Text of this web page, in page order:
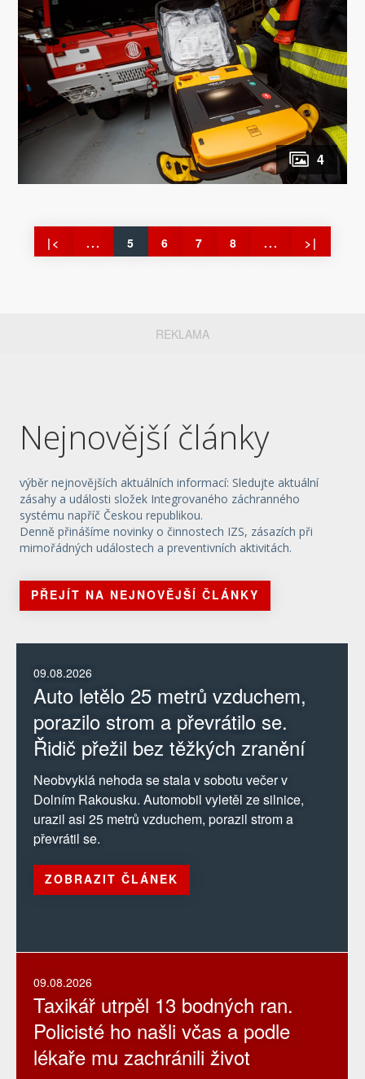
4
|< ... 5 6 7 8 ... >|
REKLAMA
Nejnovější články
výběr nejnovějších aktuálních informací: Sledujte aktuální
zásahy a události složek Integrovaného záchranného
systému napříč Českou republikou.
Denně přinášíme novinky o činnostech IZS, zásazích při
mimořádných událostech a preventivních aktivitách.
PŘEJÍT NA NEJNOVĚJŠÍ ČLÁNKY
09.08.2026
Auto letělo 25 metrů vzduchem,
porazilo strom a převrátilo se.
Řidič přežil bez těžkých zranění
Neobvyklá nehoda se stala v sobotu večer v
Dolním Rakousku. Automobil vyletěl ze silnice,
urazil asi 25 metrů vzduchem, porazil strom a
převrátil se.
ZOBRAZIT ČLÁNEK
09.08.2026
Taxikář utrpěl 13 bodných ran.
Policisté ho našli včas a podle
lékaře mu zachránili život